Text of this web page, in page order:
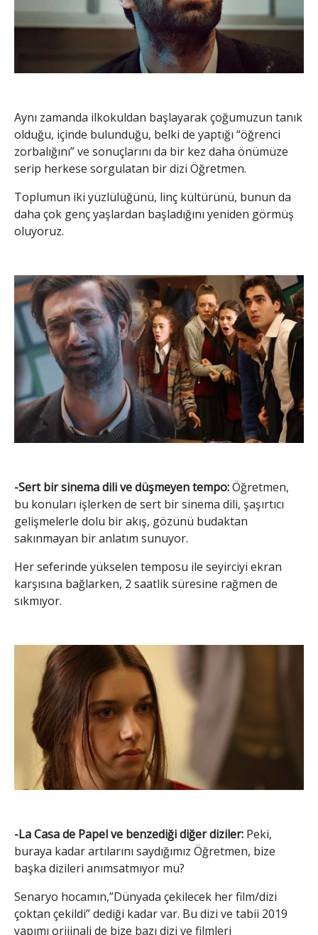
Aynı zamanda ilkokuldan başlayarak çoğumuzun tanık
olduğu, içinde bulunduğu, belki de yaptığı “öğrenci
zorbalığını” ve sonuçlarını da bir kez daha önümüze
serip herkese sorgulatan bir dizi Öğretmen.
Toplumun iki yüzlülüğünü, linç kültürünü, bunun da
daha çok genç yaşlardan başladığını yeniden görmüş
oluyoruz.
-Sert bir sinema dili ve düşmeyen tempo:Öğretmen,
bu konuları işlerken de sert bir sinema dili, şaşırtıcı
gelişmelerle dolu bir akış, gözünü budaktan
sakınmayan bir anlatım sunuyor.
Her seferinde yükselen temposu ile seyirciyi ekran
karşısına bağlarken, 2 saatlik süresine rağmen de
sıkmıyor.
-La Casa de Papel ve benzediği diğer diziler: Peki,
buraya kadar artılarını saydığımız Öğretmen, bize
başka dizileri anımsatmıyor mu?
Senaryo hocamın,”Dünyada çekilecek her film/dizi
çoktan çekildi” dediği kadar var. Bu dizi ve tabii 2019
yapımı orijinali de bize bazı dizi ve filmleri